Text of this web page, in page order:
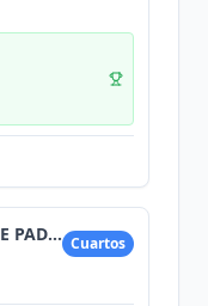
TORNEO GALCAR - CIRCUITO DE PADEL DE CONCESIONARIO Cuartos